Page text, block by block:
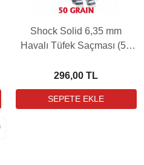
Shock Solid 6,35 mm
Havalı Tüfek Saçması (50
296,00 TL